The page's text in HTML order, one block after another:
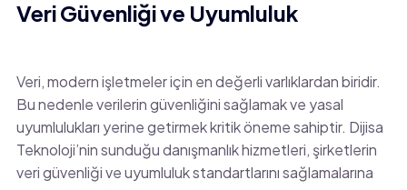
Veri Güvenliği ve Uyumluluk
Veri, modern işletmeler için en değerli varlıklardan biridir.
Bu nedenle verilerin güvenliğini sağlamak ve yasal
uyumlulukları yerine getirmek kritik öneme sahiptir. Dijisa
Teknoloji’nin sunduğu danışmanlık hizmetleri, şirketlerin
veri güvenliği ve uyumluluk standartlarını sağlamalarına